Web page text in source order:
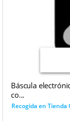
Báscula
co...
Recogida en Tienda